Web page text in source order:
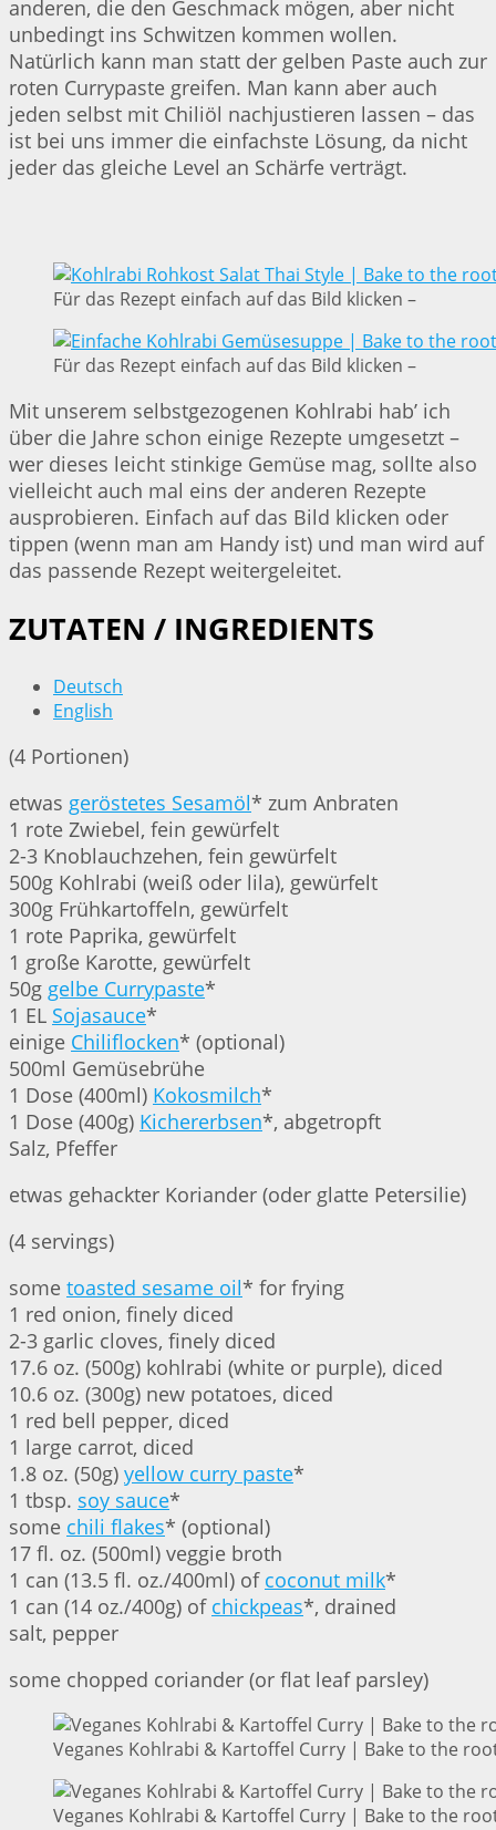
anderen, die den Geschmack mögen, aber nicht
unbedingt ins Schwitzen kommen wollen.
Natürlich kann man statt der gelben Paste auch zur
roten Currypaste greifen. Man kann aber auch
jeden selbst mit Chiliöl nachjustieren lassen – das
ist bei uns immer die einfachste Lösung, da nicht
jeder das gleiche Level an Schärfe verträgt.
Für das Rezept einfach auf das Bild klicken –
Für das Rezept einfach auf das Bild klicken –
Mit unserem selbstgezogenen Kohlrabi hab’ ich
über die Jahre schon einige Rezepte umgesetzt –
wer dieses leicht stinkige Gemüse mag, sollte also
vielleicht auch mal eins der anderen Rezepte
ausprobieren. Einfach auf das Bild klicken oder
tippen (wenn man am Handy ist) und man wird auf
das passende Rezept weitergeleitet.
ZUTATEN / INGREDIENTS
Deutsch
English
(4 Portionen)
etwas geröstetes Sesamöl* zum Anbraten
1 rote Zwiebel, fein gewürfelt
2-3 Knoblauchzehen, fein gewürfelt
500g Kohlrabi (weiß oder lila), gewürfelt
300g Frühkartoffeln, gewürfelt
1 rote Paprika, gewürfelt
1 große Karotte, gewürfelt
50g gelbe Currypaste*
1 EL Sojasauce*
einige Chiliflocken* (optional)
500ml Gemüsebrühe
1 Dose (400ml) Kokosmilch*
1 Dose (400g) Kichererbsen*, abgetropft
Salz, Pfeffer
etwas gehackter Koriander (oder glatte Petersilie)
(4 servings)
some toasted sesame oil* for frying
1 red onion, finely diced
2-3 garlic cloves, finely diced
17.6 oz. (500g) kohlrabi (white or purple), diced
10.6 oz. (300g) new potatoes, diced
1 red bell pepper, diced
1 large carrot, diced
1.8 oz. (50g) yellow curry paste*
1 tbsp. soy sauce*
some chili flakes* (optional)
17 fl. oz. (500ml) veggie broth
1 can (13.5 fl. oz./400ml) of coconut milk*
1 can (14 oz./400g) of chickpeas*, drained
salt, pepper
some chopped coriander (or flat leaf parsley)
Veganes Kohlrabi & Kartoffel Curry | Bake to the
Veganes Kohlrabi & Kartoffel Curry | Bake to the